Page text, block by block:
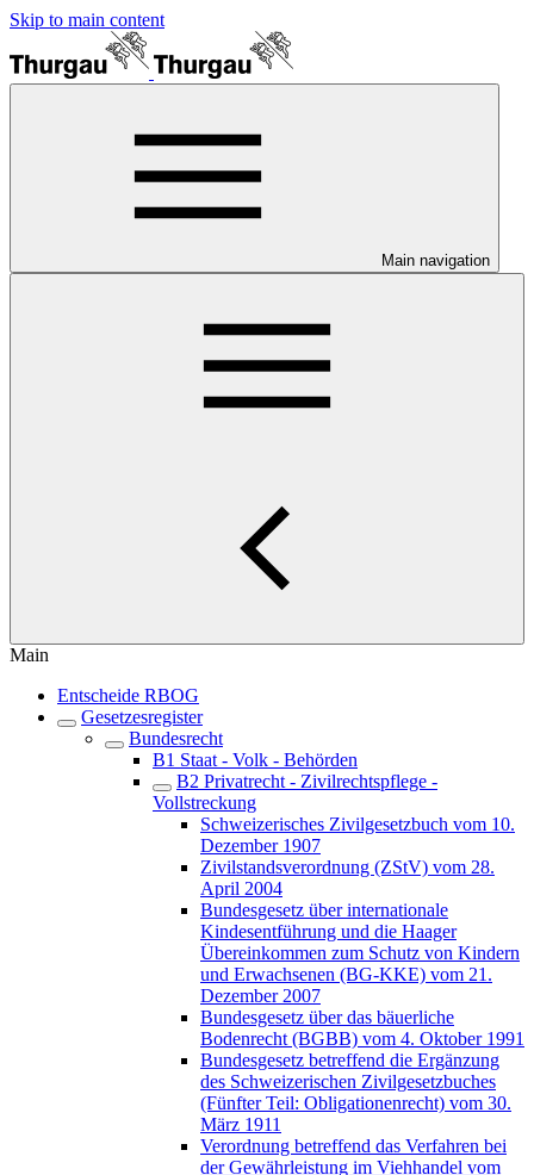
Skip to main content
Main navigation
Main
Entscheide RBOG
Gesetzesregister
Bundesrecht
B1 Staat - Volk - Behörden
B2 Privatrecht - Zivilrechtspflege -
Vollstreckung
Schweizerisches Zivilgesetzbuch vom 10.
Dezember 1907
Zivilstandsverordnung (ZStV) vom 28.
April 2004
Bundesgesetz über internationale
Kindesentführung und die Haager
Übereinkommen zum Schutz von Kindern
und Erwachsenen (BG-KKE) vom 21.
Dezember 2007
Bundesgesetz über das bäuerliche
Bodenrecht (BGBB) vom 4. Oktober 1991
Bundesgesetz betreffend die Ergänzung
des Schweizerischen Zivilgesetzbuches
(Fünfter Teil: Obligationenrecht) vom 30.
März 1911
Verordnung betreffend das Verfahren bei
der Gewährleistung im Viehhandel vom